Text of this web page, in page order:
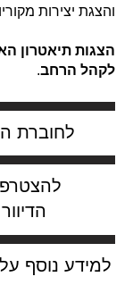
והצגת יצירות
הצגות תיאטרון
לקהל הרחב.
לחוברת
למידע נוסף